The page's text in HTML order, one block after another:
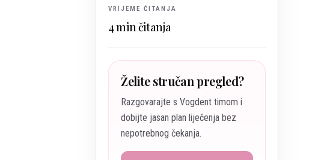
VRIJEME ČITANJA
4min čitanja
Želite stručan pregled?
Razgovarajte s Vogdent timom i
dobijte jasan plan liječenja bez
nepotrebnog čekanja.